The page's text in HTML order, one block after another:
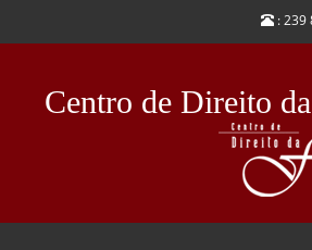
principal
: 239
Centro de Direito da